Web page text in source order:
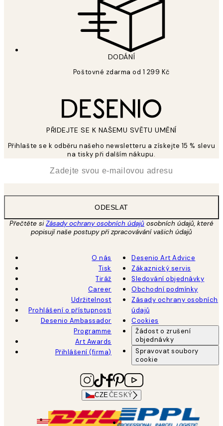
DODÁNÍ
Poštovné zdarma od 1 299 Kč
PŘIDEJTE SE K NAŠEMU SVĚTU UMĚNÍ
Přihlašte se k odběru našeho newsletteru a získejte 15 % slevu
na tisky při dalším nákupu.
ODESLAT
Přečtěte siZásady ochrany osobních údajů osobních údajů, které
popisují naše postupy při zpracovávání vašich údajů
O nás
Tisk
Tiráž
Career
Udržitelnost
Prohlášení o přístupnosti
Desenio Ambassador
Programme
Art Awards
Přihlášení (firma)
Desenio Art Advice
Zákaznický servis
Sledování objednávky
Obchodní podmínky
Zásady ochrany osobních
údajů
Cookies
Žádost o zrušení
objednávky
Spravovat soubory
cookie
CZEČESKÝ